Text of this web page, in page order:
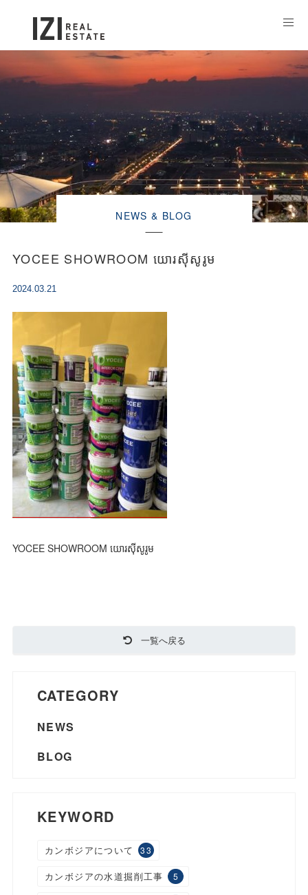
NEWS & BLOG
YOCEE SHOWROOM យោរស៊ីសូរូម
2024.03.21
YOCEE SHOWROOM យោរស៊ីសូរូម
一覧へ戻る
CATEGORY
NEWS
BLOG
KEYWORD
カンボジアについて 33
カンボジアの水道掘削工事 5